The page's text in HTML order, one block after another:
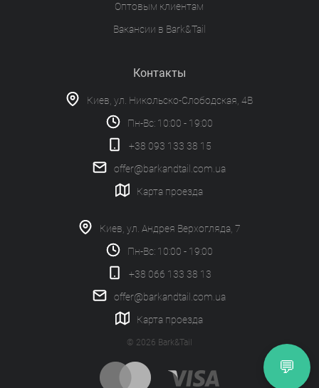
Оптовым клиентам
Вакансии в Bark&Tail
Контакты
Киев, ул. Никольско-Слободская, 4В
Пн-Вс: 10:00 - 19:00
+38 093 133 38 15
offer@barkandtail.com.ua
Карта проезда
Киев, ул. Андрея Верхогляда, 7
Пн-Вс: 10:00 - 19:00
+38 066 133 38 13
offer@barkandtail.com.ua
Карта проезда
© 2026 Bark&Tail
💬